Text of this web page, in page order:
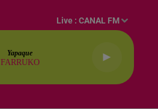
Live :CANAL FM
Yapaque
FARRUKO